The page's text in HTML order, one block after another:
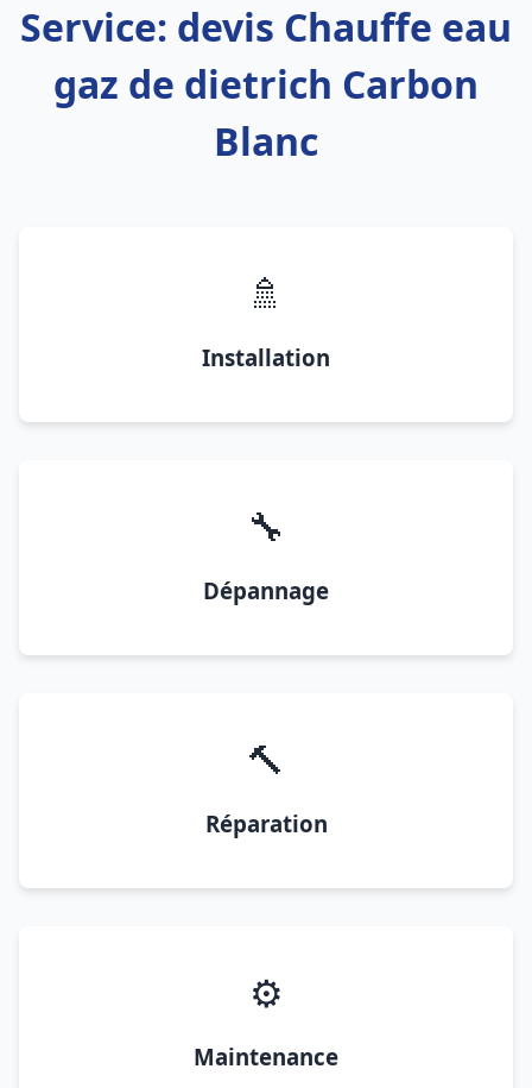
Service: devis Chauffe eau
gaz de dietrich Carbon
Blanc
🚿
Installation
🔧
Dépannage
🔨
Réparation
⚙️
Maintenance